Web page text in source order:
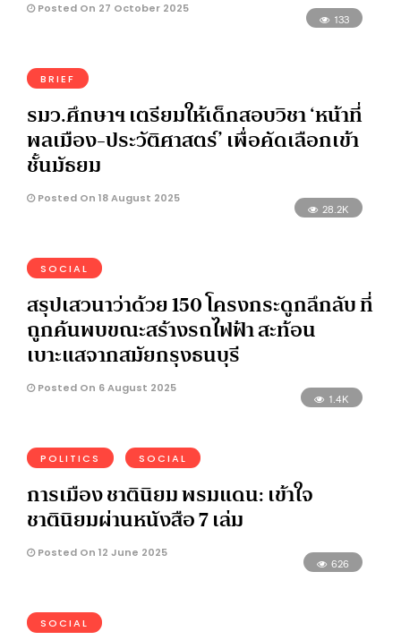
Posted On 27 October 2025
133
BRIEF
รมว.ศึกษาฯ เตรียมให้เด็กสอบวิชา ‘หน้าที่
พลเมือง-ประวัติศาสตร์’ เพื่อคัดเลือกเข้า
ชั้นมัธยม
Posted On 18 August 2025
28.2K
SOCIAL
สรุปเสวนาว่าด้วย 150 โครงกระดูกลึกลับ ที่
ถูกค้นพบขณะสร้างรถไฟฟ้า สะท้อน
เบาะแสจากสมัยกรุงธนบุรี
Posted On 6 August 2025
1.4K
POLITICS SOCIAL
การเมือง ชาตินิยม พรมแดน: เข้าใจ
ชาตินิยมผ่านหนังสือ 7 เล่ม
Posted On 12 June 2025
626
SOCIAL